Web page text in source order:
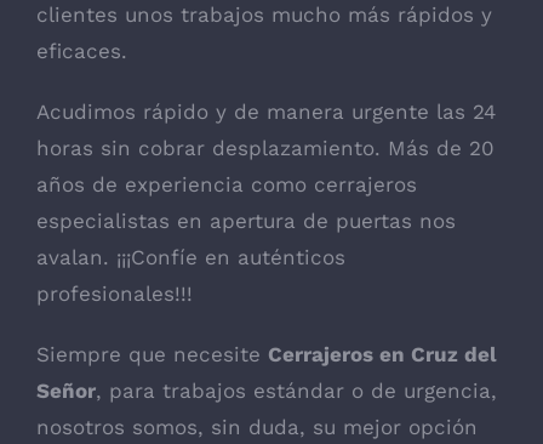
clientes unos trabajos mucho más rápidos y
eficaces.
Acudimos rápido y de manera urgente las 24
horas sin cobrar desplazamiento. Más de 20
años de experiencia como cerrajeros
especialistas en apertura de puertas nos
avalan. ¡¡¡Confíe en auténticos
profesionales!!!
Siempre que necesite Cerrajeros en Cruz del
Señor, para trabajos estándar o de urgencia,
nosotros somos, sin duda, su mejor opción